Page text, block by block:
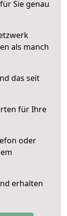
Sie genau
als manch
das seit
für Ihre
oder
erhalten